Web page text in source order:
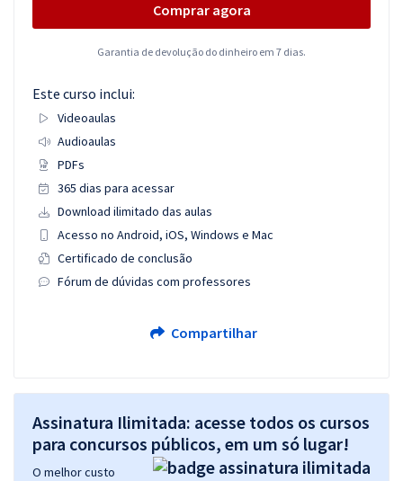
Comprar agora
Garantia de devolução do dinheiro em 7 dias.
Este curso inclui:
Videoaulas
Audioaulas
PDFs
365 dias para acessar
Download ilimitado das aulas
Acesso no Android, iOS, Windows e Mac
Certificado de conclusão
Fórum de dúvidas com professores
Compartilhar
Assinatura Ilimitada: acesse todos os cursos
para concursos públicos, em um só lugar!
O melhor custo